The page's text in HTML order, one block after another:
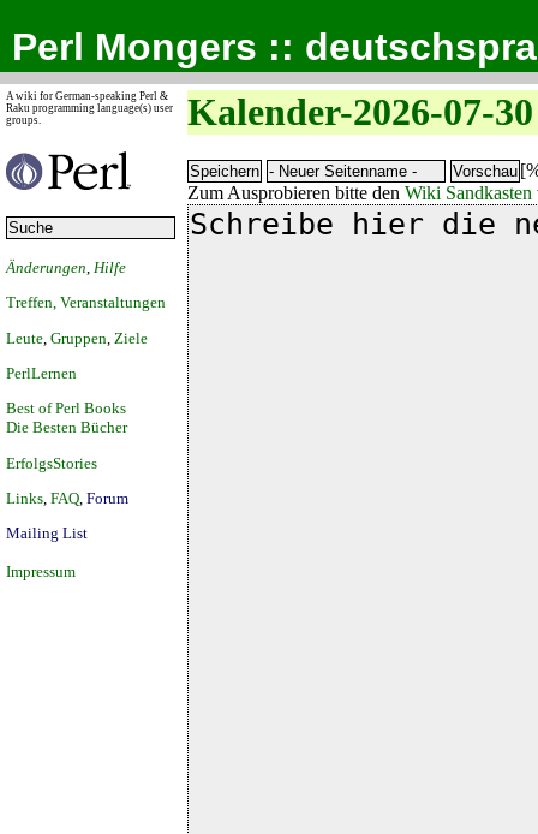
Perl Mongers ::
A wiki for German-speaking Perl &
Raku programming language(s) user
groups.
Änderungen Hilfe
Treffen, Veranstaltungen
Leute Gruppen Ziele
PerlLernen
Best of Perl Books
Die Besten Bücher
ErfolgsStories
Links FAQ Forum
Mailing List
Impressum
Kalender-2026-07-30
Zum Ausprobieren bitte den Wiki Sandkasten